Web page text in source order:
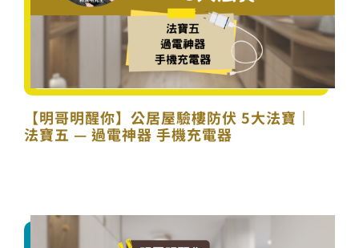
【明哥明醒你】公居屋驗樓防伏 5大法寶｜
法寶五 — 過電神器 手機充電器